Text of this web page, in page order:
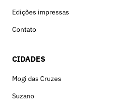
Edições impressas
Contato
CIDADES
Mogi das Cruzes
Suzano